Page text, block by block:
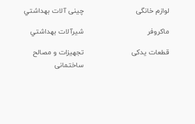
لوازم خانگی چینی آلات بهداشتي
ماكروفر شیرآلات بهداشتي
قطعات یدکی
تجهیزات و مصالح
ساختمانی